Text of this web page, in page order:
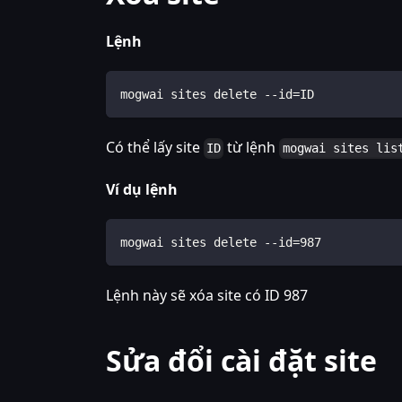
Lệnh
mogwai sites delete --id=ID
Có thể lấy site ID từ lệnh mogwai sites
Ví dụ lệnh
mogwai sites delete --id=987
Lệnh này sẽ xóa site có ID 987
Sửa đổi cài đặt site